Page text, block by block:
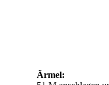
Ärmel: